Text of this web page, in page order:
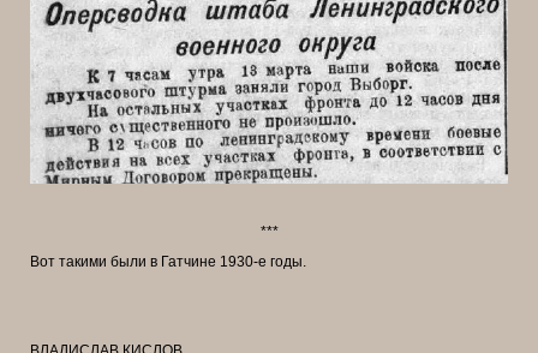
***
Вот такими были в Гатчине 1930-е годы.